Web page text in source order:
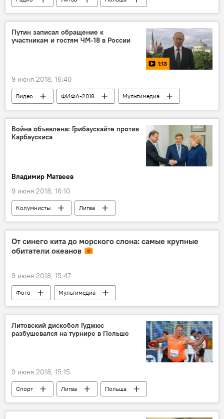
Путин записал обращение к
участникам и гостям ЧМ-18 в России
1:13
9 июня 2018, 16:40
Видео ФИФА-2018
Мультимедиа
Мультимедиа
Россия
Владимир Путин
ЧМ-2018
Война объявлена: Грибаускайте против
Карбаускиса
Владимир Матвеев
9 июня 2018, 16:10
Колумнисты
Литва
Даля Грибаускайте
Рамунас Карбаускис
От синего кита до морского слона: самые крупные
обитатели океанов
9 июня 2018, 15:47
Фото
Мультимедиа
морские животные
океан
Литовский дискобол Гуджюс
разбушевался на турнире в Польше
9 июня 2018, 15:15
Спорт Литва
Польша
Андрюс Гуджюс